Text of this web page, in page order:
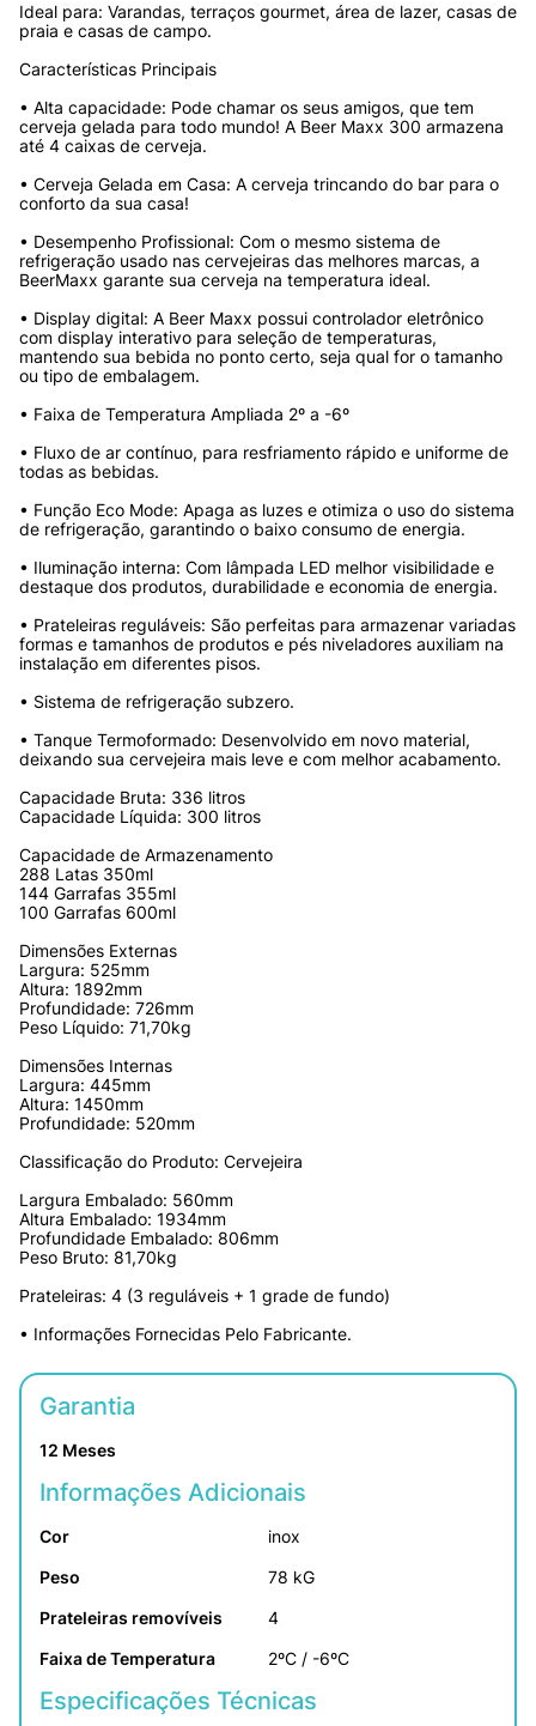
Ideal para: Varandas, terraços gourmet, área de lazer, casas de
praia e casas de campo.
Características Principais
• Alta capacidade: Pode chamar os seus amigos, que tem
cerveja gelada para todo mundo! A Beer Maxx 300 armazena
até 4 caixas de cerveja.
• Cerveja Gelada em Casa: A cerveja trincando do bar para o
conforto da sua casa!
• Desempenho Profissional: Com o mesmo sistema de
refrigeração usado nas cervejeiras das melhores marcas, a
BeerMaxx garante sua cerveja na temperatura ideal.
• Display digital: A Beer Maxx possui controlador eletrônico
com display interativo para seleção de temperaturas,
mantendo sua bebida no ponto certo, seja qual for o tamanho
ou tipo de embalagem.
• Faixa de Temperatura Ampliada 2º a -6º
• Fluxo de ar contínuo, para resfriamento rápido e uniforme de
todas as bebidas.
• Função Eco Mode: Apaga as luzes e otimiza o uso do sistema
de refrigeração, garantindo o baixo consumo de energia.
• Iluminação interna: Com lâmpada LED melhor visibilidade e
destaque dos produtos, durabilidade e economia de energia.
• Prateleiras reguláveis: São perfeitas para armazenar variadas
formas e tamanhos de produtos e pés niveladores auxiliam na
instalação em diferentes pisos.
• Sistema de refrigeração subzero.
• Tanque Termoformado: Desenvolvido em novo material,
deixando sua cervejeira mais leve e com melhor acabamento.
Capacidade Bruta: 336 litros
Capacidade Líquida: 300 litros
Capacidade de Armazenamento
288 Latas 350ml
144 Garrafas 355ml
100 Garrafas 600ml
Dimensões Externas
Largura: 525mm
Altura: 1892mm
Profundidade: 726mm
Peso Líquido: 71,70kg
Dimensões Internas
Largura: 445mm
Altura: 1450mm
Profundidade: 520mm
Classificação do Produto: Cervejeira
Largura Embalado: 560mm
Altura Embalado: 1934mm
Profundidade Embalado: 806mm
Peso Bruto: 81,70kg
Prateleiras: 4 (3 reguláveis + 1 grade de fundo)
• Informações Fornecidas Pelo Fabricante.
Garantia
12 Meses
Informações Adicionais
Cor
inox
Peso
78 kG
Prateleiras removíveis
4
Faixa de Temperatura
2ºC / -6ºC
Especificações Técnicas